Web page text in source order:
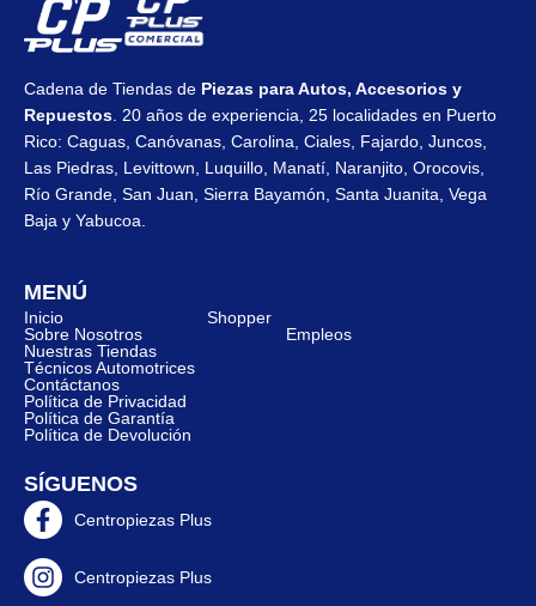
Cadena de Tiendas de Piezas para Autos, Accesorios y
Repuestos. 20 años de experiencia, 25 localidades en Puerto
Rico: Caguas, Canóvanas, Carolina, Ciales, Fajardo, Juncos,
Las Piedras, Levittown, Luquillo, Manatí, Naranjito, Orocovis,
Río Grande, San Juan, Sierra Bayamón, Santa Juanita, Vega
Baja y Yabucoa.
MENÚ
Inicio
Shopper
Sobre Nosotros
Empleos
Nuestras Tiendas
Técnicos Automotrices
Contáctanos
Política de Privacidad
Política de Garantía
Política de Devolución
SÍGUENOS
Centropiezas Plus
Centropiezas Plus